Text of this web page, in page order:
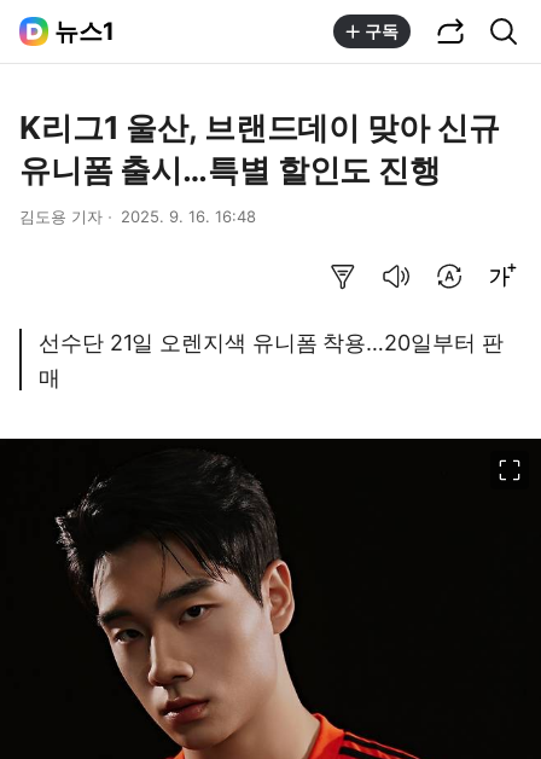
뉴스1 구독
K리그1 울산, 브랜드데이 맞아 신규
유니폼 출시…특별 할인도 진행
김도용 기자 2025. 9. 16. 16:48
선수단 21일 오렌지색 유니폼 착용…20일부터 판
매